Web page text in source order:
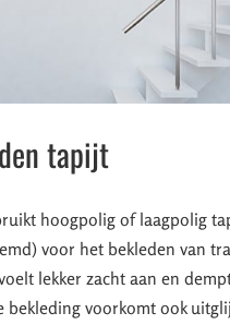
tapijt
hoogpolig of laagpolig
voor het bekleden van
lekker zacht aan en
bekleding voorkomt ook